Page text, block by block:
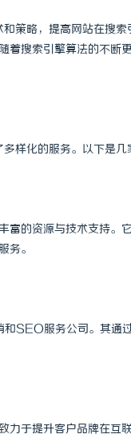
策略，提高网站在搜
着搜索引擎算法的不
样化的服务。以下是
富的资源与技术支持
务。
SEO服务公司。其通
力于提升客户品牌在